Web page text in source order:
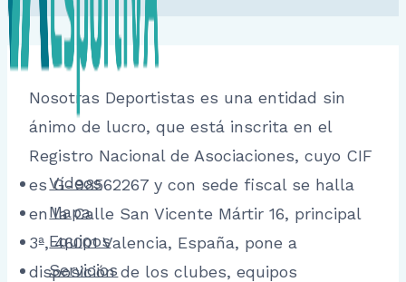
Vídeos
Mapa
Equipos
Servicios
Nosotras Deportistas es una entidad sin
ánimo de lucro, que está inscrita en el
Registro Nacional de Asociaciones, cuyo CIF
es G-98562267 y con sede fiscal se halla
en la Calle San Vicente Mártir 16, principal
3ª, 46001 Valencia, España, pone a
disposición de los clubes, equipos